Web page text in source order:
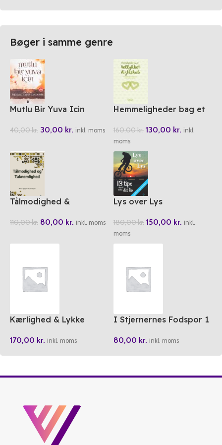
Bøger i samme genre
Mutlu Bir Yuva Icin
40,00kr. 30,00 kr. inkl. moms
Hemmeligheder bag et
160,00kr. 130,00 kr. inkl.
moms
Tålmodighed &
110,00kr. 80,00 kr. inkl. moms
Lys over Lys
180,00kr. 150,00 kr. inkl.
moms
Kærlighed & Lykke
170,00 kr. inkl. moms
I Stjernernes Fodspor 1
80,00 kr. inkl. moms